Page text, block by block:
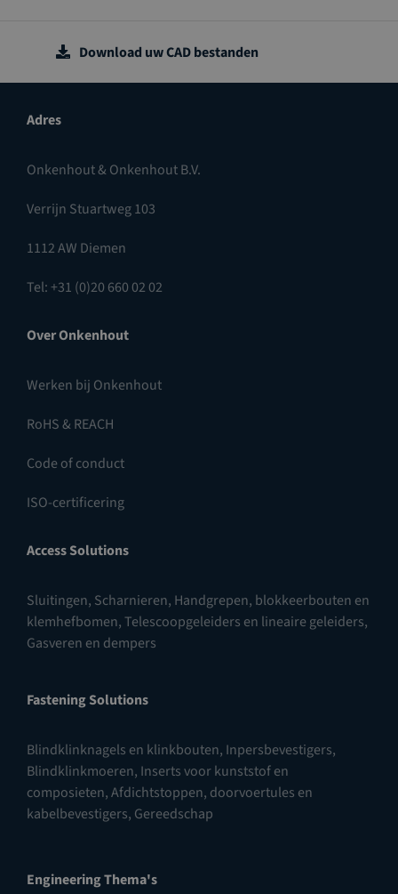
Download uw CAD bestanden
Adres
Onkenhout & Onkenhout B.V.
Verrijn Stuartweg 103
1112 AW Diemen
Tel: +31 (0)20 660 02 02
Over Onkenhout
Werken bij Onkenhout
RoHS & REACH
Code of conduct
ISO-certificering
Access Solutions
Sluitingen, Scharnieren, Handgrepen, blokkeerbouten en
klemhefbomen,Telescoopgeleiders en lineaire geleiders,
Gasveren en dempers
Fastening Solutions
Blindklinknagels en klinkbouten, Inpersbevestigers,
Blindklinkmoeren, Inserts voor kunststof en
composieten,Afdichtstoppen, doorvoertules en
kabelbevestigers, Gereedschap
Engineering Thema's